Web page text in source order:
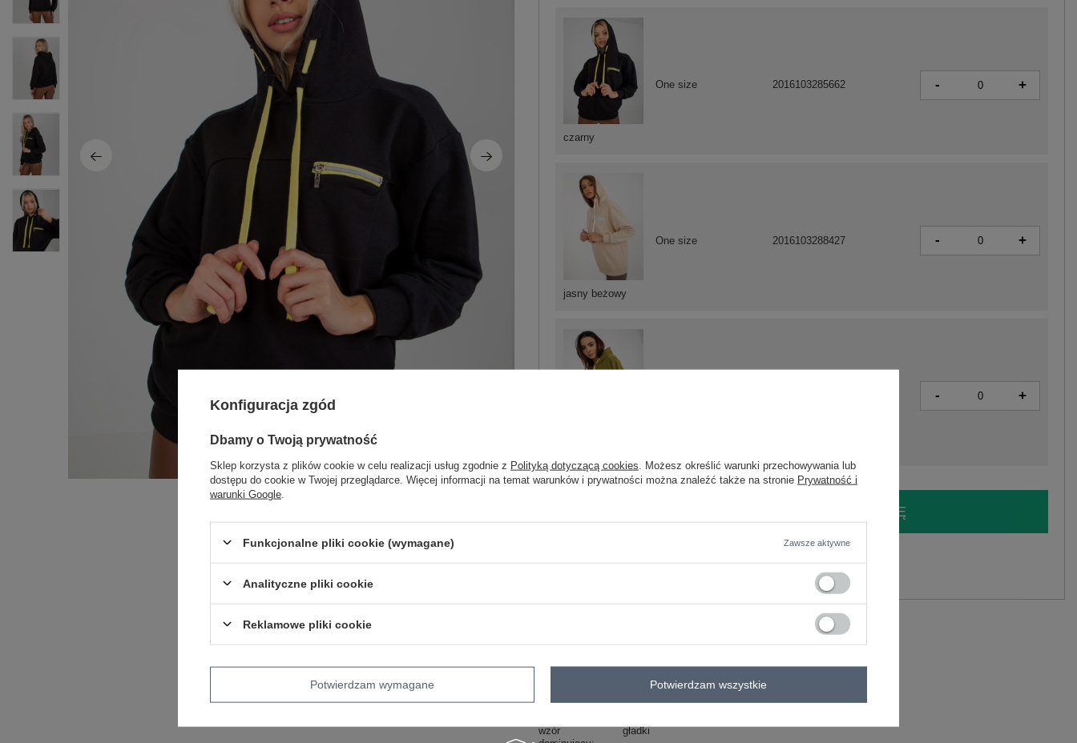
jasny beżowy
One size 2016103288427 - +
czarny
One size 2016103285662 - +
- +
ZALOGUJ SIĘ I ZOBACZ CENĘ
Kod produktu
FA-BL-8125.67P
FANCY
wzór
gładki
Konfiguracja zgód
Dbamy o Twoją prywatność
Sklep korzysta z plików cookie w celu realizacji usług zgodnie z Polityką dotyczącą cookies . Możesz określić warunki przechowywania lub
dostępu do cookie w Twojej przeglądarce. Więcej informacji na temat warunków i prywatności można znaleźć także na stronie Prywatność i
warunki Google
Funkcjonalne pliki cookie (wymagane) Zawsze aktywne
Analityczne pliki cookie
Reklamowe pliki cookie
Potwierdzam wymagane Potwierdzam wszystkie